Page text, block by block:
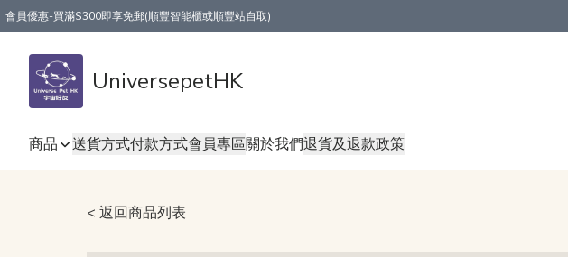
會員優惠-買滿$300即享免郵(順豐智能櫃或順豐站自取)
UniversepetHK
商品 送貨方式付款方式會員專區關於我們退貨及退款政策
< 返回商品列表